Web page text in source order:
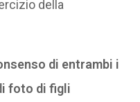
della
di entrambi i
foto di figli